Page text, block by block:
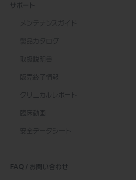
サポート
メンテナンスガイド
製品カタログ
取扱説明書
販売終了情報
クリニカルレポート
臨床動画
安全データシート
FAQ / お問い合わせ